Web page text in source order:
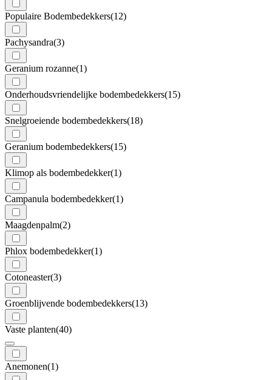
Populaire Bodembedekkers(12)
Pachysandra(3)
Geranium rozanne(1)
Onderhoudsvriendelijke bodembedekkers(15)
Snelgroeiende bodembedekkers(18)
Geranium bodembedekkers(15)
Klimop als bodembedekker(1)
Campanula bodembedekker(1)
Maagdenpalm(2)
Phlox bodembedekker(1)
Cotoneaster(3)
Groenblijvende bodembedekkers(13)
Vaste planten(40)
Anemonen(1)